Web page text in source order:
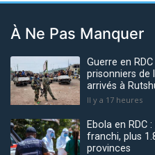
À Ne Pas Manquer
Guerre en
prisonniers de
arrivés à
Il y a 17 heures
Ebola en RDC
franchi, plus
provinces